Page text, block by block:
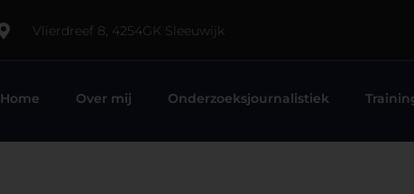
Vlierdreef 8, 4254GK Sleeuwijk
Home Over mij Onderzoeksjournalistiek